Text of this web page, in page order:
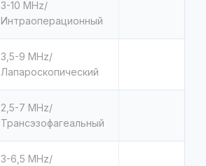
3-10 MHz/
Интраоперационный
3,5-9 MHz/
Лапароскопический
2,5-7 MHz/
Трансэзофагеальный
3-6,5 MHz/